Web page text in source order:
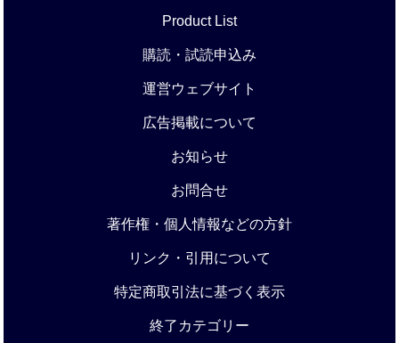
Product List
購読・試読申込み
運営ウェブサイト
広告掲載について
お知らせ
お問合せ
著作権・個人情報などの方針
リンク・引用について
特定商取引法に基づく表示
終了カテゴリー